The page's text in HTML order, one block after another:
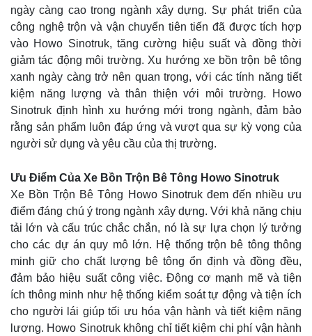
ngày càng cao trong ngành xây dựng. Sự phát triển của
công nghệ trộn và vận chuyển tiên tiến đã được tích hợp
vào Howo Sinotruk, tăng cường hiệu suất và đồng thời
giảm tác động môi trường. Xu hướng xe bồn trộn bê tông
xanh ngày càng trở nên quan trọng, với các tính năng tiết
kiệm năng lượng và thân thiện với môi trường. Howo
Sinotruk định hình xu hướng mới trong ngành, đảm bảo
rằng sản phẩm luôn đáp ứng và vượt qua sự kỳ vọng của
người sử dụng và yêu cầu của thị trường.
Ưu Điểm Của Xe Bồn Trộn Bê Tông Howo Sinotruk
Xe Bồn Trộn Bê Tông Howo Sinotruk đem đến nhiều ưu
điểm đáng chú ý trong ngành xây dựng. Với khả năng chịu
tải lớn và cấu trúc chắc chắn, nó là sự lựa chọn lý tưởng
cho các dự án quy mô lớn. Hệ thống trộn bê tông thông
minh giữ cho chất lượng bê tông ổn định và đồng đều,
đảm bảo hiệu suất công việc. Động cơ mạnh mẽ và tiện
ích thông minh như hệ thống kiểm soát tự động và tiện ích
cho người lái giúp tối ưu hóa vận hành và tiết kiệm năng
lượng. Howo Sinotruk không chỉ tiết kiệm chi phí vận hành